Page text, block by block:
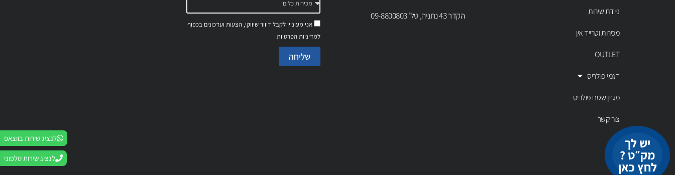
ניידת שירות
מכירות וטרייד אין
OUTLET
דגמי פולריס
מגזין שטח פולריס
צור קשר
יש לך
מק״ט ?
לחץ כאן
הקדר 43 נתניה, טל' 09-8800803
אני מעוניין לקבל דיוור שיווקי, הצעות ועדכונים בכפוף
למדיניות הפרטיות
שליחה
לנציג שירות בווצאפ
לנציג שירות טלפוני